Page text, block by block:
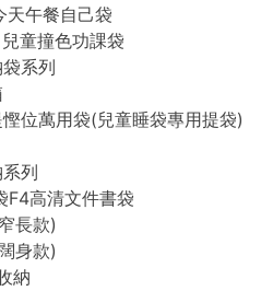
天午餐自己袋
童撞色功課袋
系列
位萬用袋(兒童睡袋專用提袋)
列
F4高清文件書袋
長款)
身款)
納